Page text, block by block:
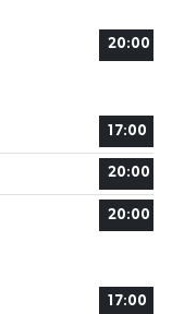
20:00
17:00
20:00
20:00
17:00